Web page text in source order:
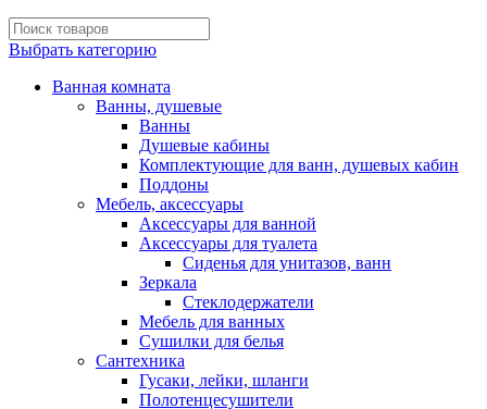
Выбрать категорию
Ванная комната
Ванны, душевые
Ванны
Душевые кабины
Комплектующие для ванн, душевых кабин
Поддоны
Мебель, аксессуары
Аксессуары для ванной
Аксессуары для туалета
Сиденья для унитазов, ванн
Зеркала
Стеклодержатели
Мебель для ванных
Сушилки для белья
Сантехника
Гусаки, лейки, шланги
Полотенцесушители